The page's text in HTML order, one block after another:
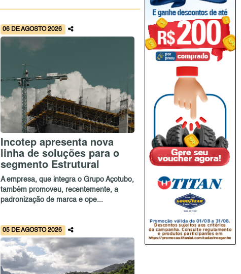
06 DE AGOSTO 2026
Incotep apresenta nova
linha de soluções para o
segmento Estrutural
A empresa, que integra o Grupo Açotubo,
também promoveu, recentemente, a
padronização de marca e ope...
05 DE AGOSTO 2026